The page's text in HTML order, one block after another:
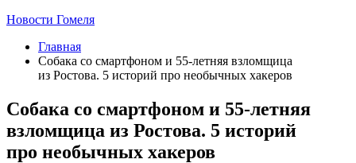
Новости Гомеля
Главная
Собака со смартфоном и 55-летняя взломщица
из Ростова. 5 историй про необычных хакеров
Собака со смартфоном и 55-летняя
взломщица из Ростова. 5 историй
про необычных хакеров